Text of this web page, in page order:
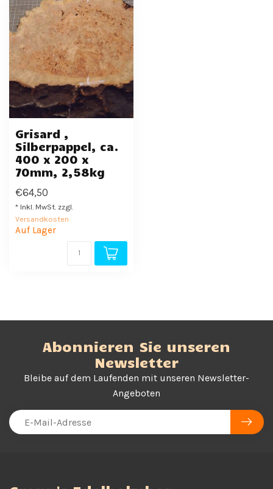
Grisard ,
Silberpappel, ca.
400 x 200 x
70mm, 2,58kg
€64,50
* Inkl. MwSt. zzgl.
Versandkosten
Auf Lager
Abonnieren Sie unseren
Newsletter
Bleibe auf dem Laufenden mit unseren Newsletter-
Angeboten